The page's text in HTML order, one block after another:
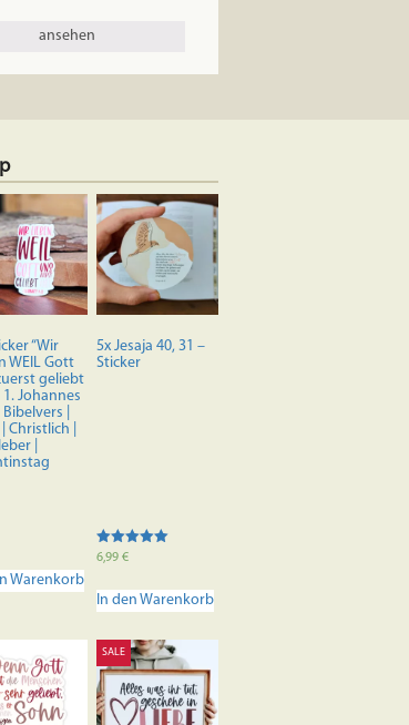
ansehen
“Wir
WEIL Gott
geliebt
1. Johannes
|
Christlich |
|
Warenkorb
5x Jesaja 40, 31 –
Sticker
Bewertet mit
6,99€
In den Warenkorb
SALE